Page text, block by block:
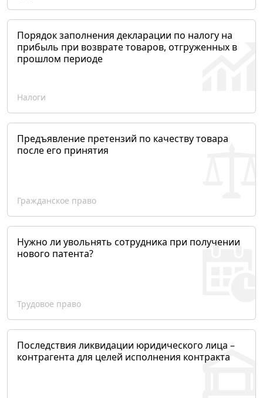
Порядок заполнения декларации по налогу на
прибыль при возврате товаров, отгруженных в
прошлом периоде
Налоги
Предъявление претензий по качеству товара
после его принятия
Гражданское право
Нужно ли увольнять сотрудника при получении
нового патента?
Трудовое право
Последствия ликвидации юридического лица –
контрагента для целей исполнения контракта